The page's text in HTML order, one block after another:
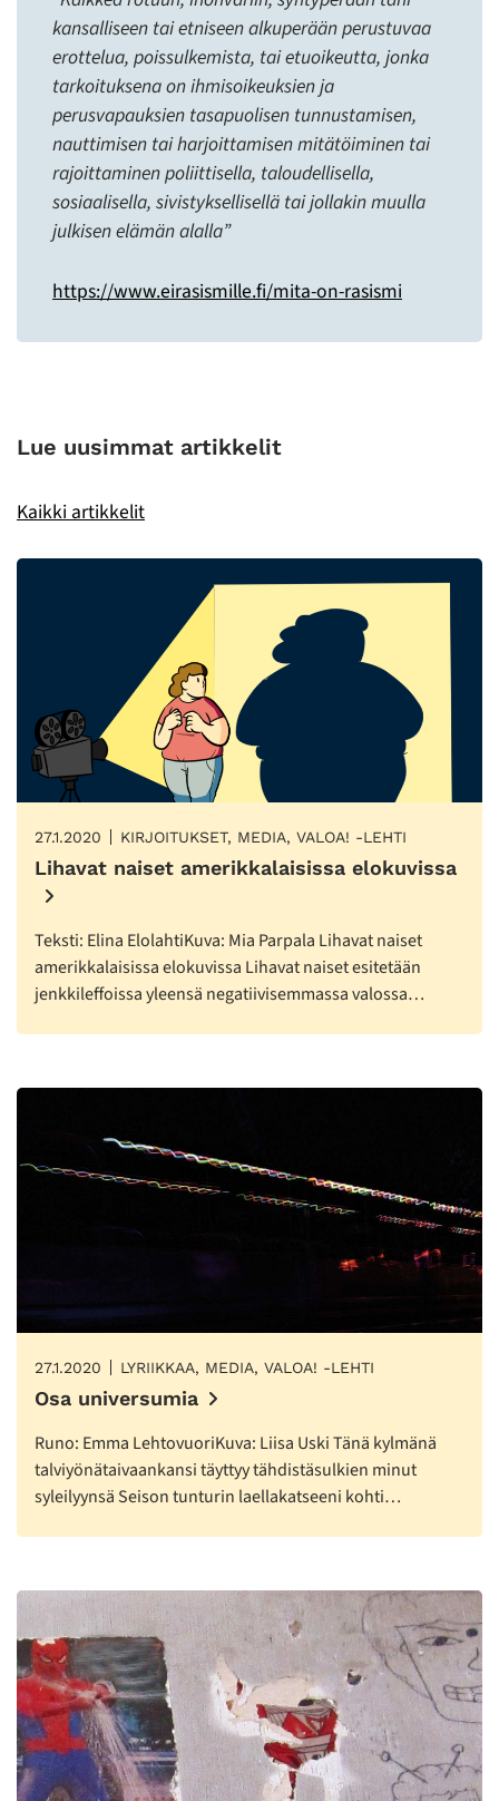
kansalliseen tai etniseen alkuperään perustuvaa
erottelua, poissulkemista, tai etuoikeutta, jonka
tarkoituksena on ihmisoikeuksien ja
perusvapauksien tasapuolisen tunnustamisen,
nauttimisen tai harjoittamisen mitätöiminen tai
rajoittaminen poliittisella, taloudellisella,
sosiaalisella, sivistyksellisellä tai jollakin muulla
julkisen elämän alalla”
https://www.eirasismille.fi/mita-on-rasismi
Lue uusimmat artikkelit
Kaikki artikkelit
27.1.2020 KIRJOITUKSET, MEDIA, VALOA! -LEHTI
Lihavat naiset amerikkalaisissa elokuvissa
Teksti: Elina ElolahtiKuva: Mia Parpala Lihavat naiset
amerikkalaisissa elokuvissa Lihavat naiset esitetään
jenkkileffoissa yleensä negatiivisemmassa valossa…
27.1.2020 LYRIIKKAA, MEDIA, VALOA! -LEHTI
Osa universumia
Runo: Emma LehtovuoriKuva: Liisa Uski Tänä kylmänä
talviyönätaivaankansi täyttyy tähdistäsulkien minut
syleilyynsä Seison tunturin laellakatseeni kohti…